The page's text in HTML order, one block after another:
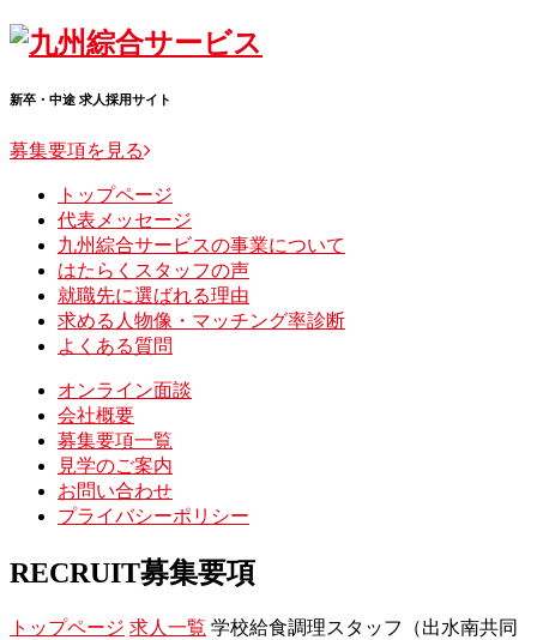
Skip
新卒・中途 求人採用サイト
募集要項を見る
トップページ
代表メッセージ
九州綜合サービスの事業について
はたらくスタッフの声
就職先に選ばれる理由
求める人物像・マッチング率診断
よくある質問
オンライン面談
会社概要
募集要項一覧
見学のご案内
お問い合わせ
プライバシーポリシー
RECRUIT募集要項
トップページ 求人一覧 学校給食調理スタッフ（出水南共同